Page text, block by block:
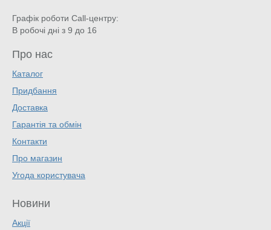
Графік роботи Call-центру:
В робочі дні з 9 до 16
Про нас
Каталог
Придбання
Доставка
Гарантія та обмін
Контакти
Про магазин
Угода користувача
Новини
Акції